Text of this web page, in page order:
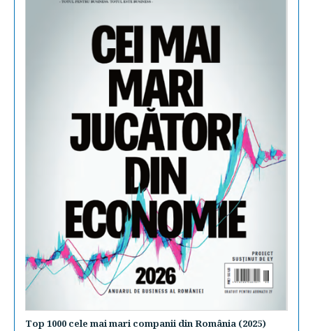
Top 1000 cele mai mari companii din România (2025)